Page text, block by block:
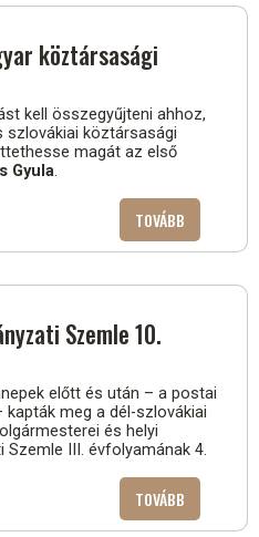
SEGÉLYEN
köztársasági
kell összegyűjteni ahhoz,
szlovákiai köztársasági
magát az első
Gyula.
TOVÁBB
ELSŐ
MAGYAR
Szemle 10.
előtt és után – a postai
meg a dél-szlovákiai
és helyi
Szemle III. évfolyamának 4.
TOVÁBB
AZ